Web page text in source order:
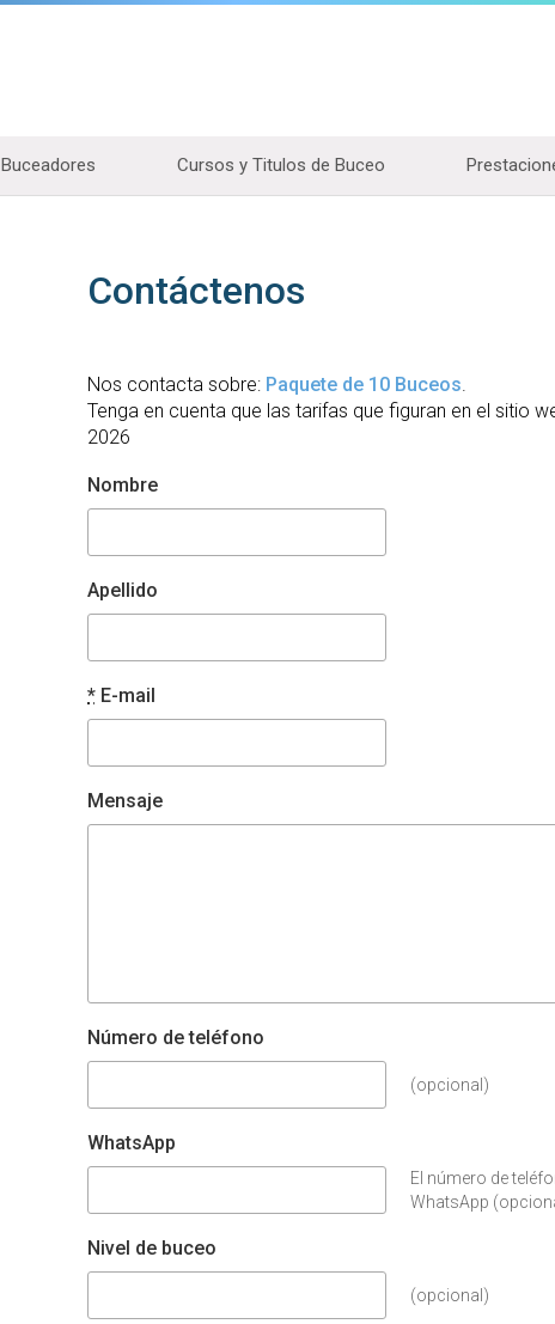
Buceadores Cursos y Titulos de Buceo
Contáctenos
Nos contacta sobre: Paquete de 10 Buceos.
Tenga en cuenta que las tarifas que figuran en el sitio
2026
Nombre
Apellido
* E-mail
Mensaje
Número de teléfono
(opcional)
WhatsApp
El número de
WhatsApp
Nivel de buceo
(opcional)